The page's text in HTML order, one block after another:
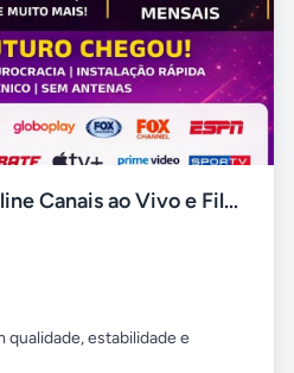
IPTV 24h Assistir Online Canais ao Vivo e Filmes e Séries HD
qualidade, estabilidade e